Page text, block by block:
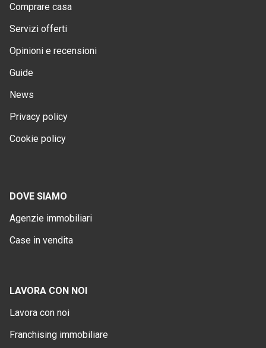
Comprare casa
Servizi offerti
Opinioni e recensioni
Guide
News
Privacy policy
Cookie policy
DOVE SIAMO
Agenzie immobiliari
Case in vendita
LAVORA CON NOI
Lavora con noi
Franchising immobiliare